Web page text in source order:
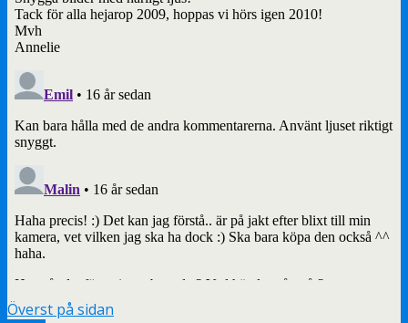
Överst på sidan